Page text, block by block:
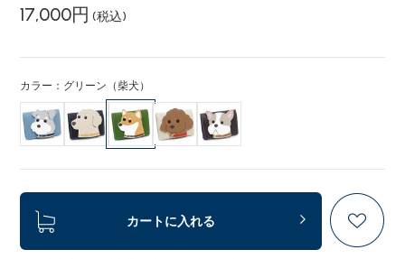
17,000円 (税込)
カラー：グリーン（柴犬）
カートに入れる